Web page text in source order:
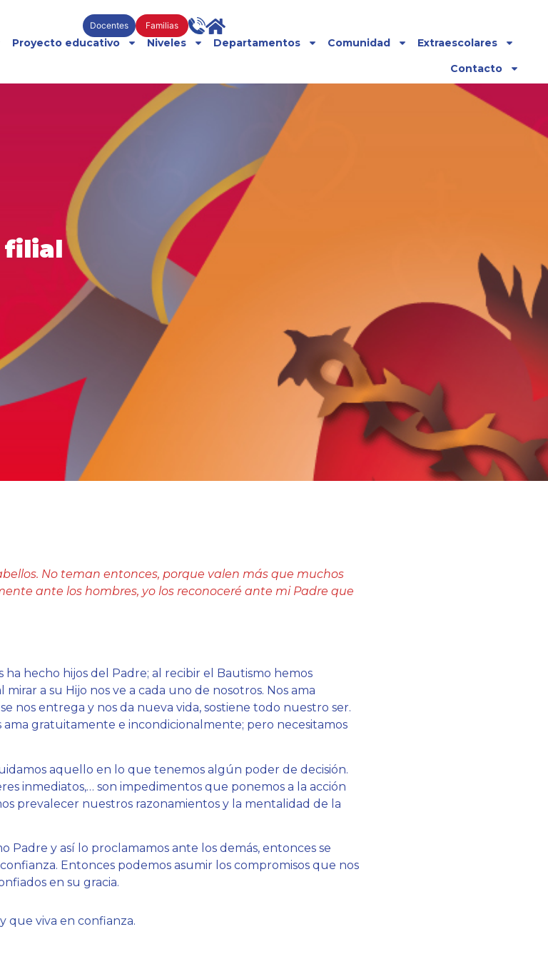
Docentes Familias
Proyecto educativo Niveles Departamentos Comunidad
Extraescolares
Contacto
filial
No teman entonces, porque valen más que muchos
ante los hombres, yo los reconoceré ante mi Padre que
hecho hijos del Padre; al recibir el Bautismo hemos
a su Hijo nos ve a cada uno de nosotros. Nos ama
nos entrega y nos da nueva vida, sostiene todo nuestro ser.
ama gratuitamente e incondicionalmente; pero necesitamos
aquello en lo que tenemos algún poder de decisión.
inmediatos,… son impedimentos que ponemos a la acción
prevalecer nuestros razonamientos y la mentalidad de la
Padre y así lo proclamamos ante los demás, entonces se
Entonces podemos asumir los compromisos que nos
en su gracia.
que viva en confianza.